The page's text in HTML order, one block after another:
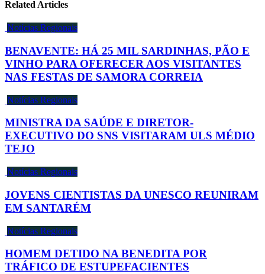
Related Articles
Notícias Regionais
BENAVENTE: HÁ 25 MIL SARDINHAS, PÃO E
VINHO PARA OFERECER AOS VISITANTES
NAS FESTAS DE SAMORA CORREIA
Notícias Regionais
MINISTRA DA SAÚDE E DIRETOR-
EXECUTIVO DO SNS VISITARAM ULS MÉDIO
TEJO
Notícias Regionais
JOVENS CIENTISTAS DA UNESCO REUNIRAM
EM SANTARÉM
Notícias Regionais
HOMEM DETIDO NA BENEDITA POR
TRÁFICO DE ESTUPEFACIENTES